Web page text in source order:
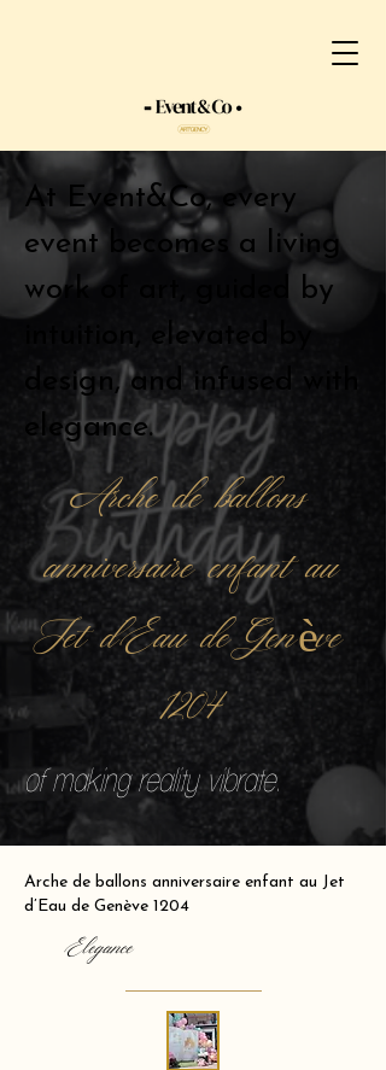
At Event&Co, every
event becomes a living
work of art, guided by
intuition, elevated by
design, and infused with
elegance.
Arche de ballons
anniversaire enfant au
Jet d’Eau de Genève
1204
of making reality vibrate.
Arche de ballons anniversaire enfant au Jet
d’Eau de Genève 1204
Elegance